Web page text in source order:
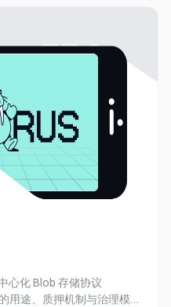
心化 Blob 存储协议
用途、质押机制与治理模